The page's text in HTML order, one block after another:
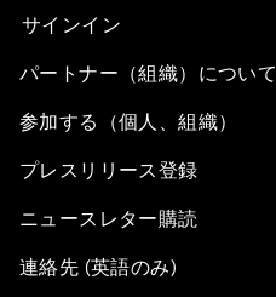
サインイン
パートナー（組織）について
参加する（個人、組織）
プレスリリース登録
ニュースレター購読
連絡先 (英語のみ)